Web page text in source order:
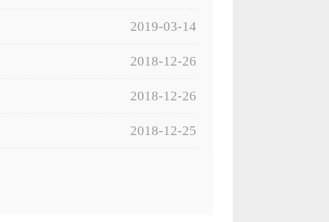
2019-03-14
2018-12-26
2018-12-26
2018-12-25